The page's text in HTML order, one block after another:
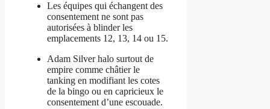
Les équipes qui échangent des
consentement ne sont pas
autorisées à blinder les
emplacements 12, 13, 14 ou 15.
Adam Silver halo surtout de
empire comme châtier le
tanking en modifiant les cotes
de la bingo ou en capricieux le
consentement d’une escouade.